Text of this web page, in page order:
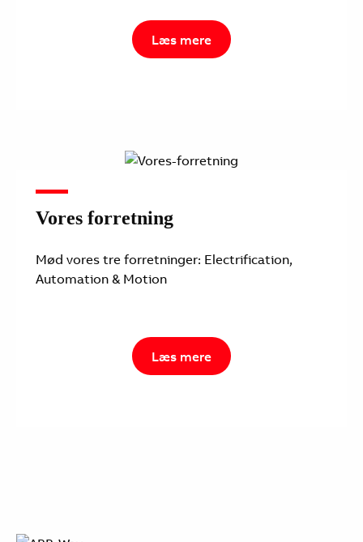
Læs mere
Vores forretning
Mød vores tre forretninger: Electrification,
Automation & Motion
Læs mere